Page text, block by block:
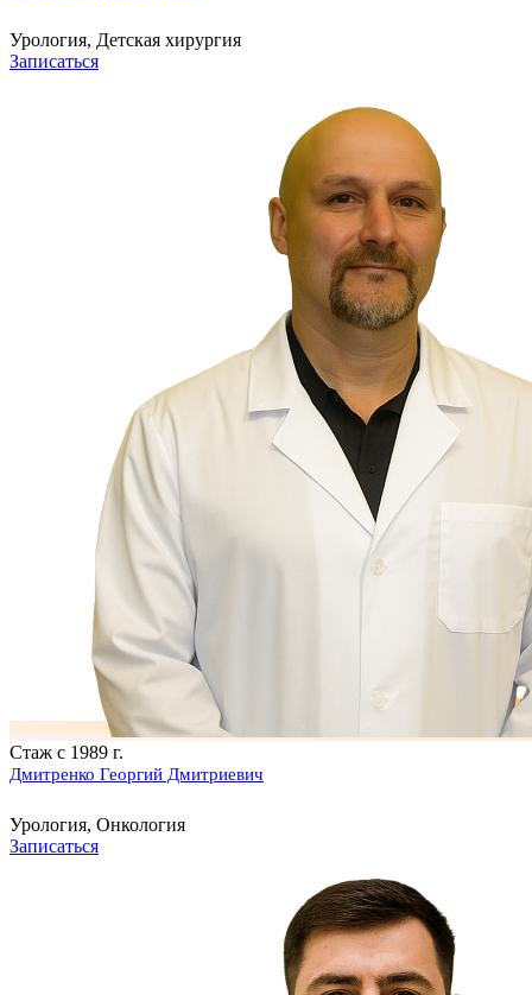
Урология, Детская хирургия
Записаться
Стаж с 1989 г.
Дмитренко Георгий Дмитриевич
Урология, Онкология
Записаться